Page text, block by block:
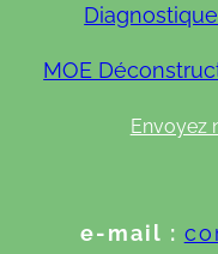
MOE
Envoyez
e-mail :